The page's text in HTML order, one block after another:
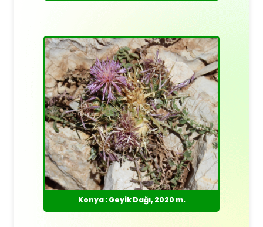
Konya : Geyik Dağı, 2020 m.